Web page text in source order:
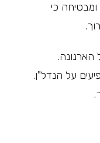
ומבטיחה כי
הארנונה.
על הנדל"ן.